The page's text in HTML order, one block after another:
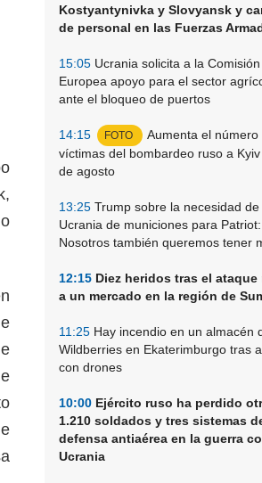
Kostyantynivka y Slovyansk y
de personal en las Fuerzas
15:05 Ucrania solicita a la Comisión
Europea apoyo para el sector
ante el bloqueo de puertos
14:15 FOTO
Aumenta el número
víctimas del bombardeo ruso a
de agosto
13:25 Trump sobre la necesidad de
Ucrania de municiones para Patriot:
Nosotros también queremos tener
12:15 Diez heridos tras el ataque
a un mercado en la región de
11:25 Hay incendio en un almacén
Wildberries en Ekaterimburgo tras
con drones
10:00 Ejército ruso ha perdido
1.210 soldados y tres sistemas
defensa antiaérea en la guerra
Ucrania